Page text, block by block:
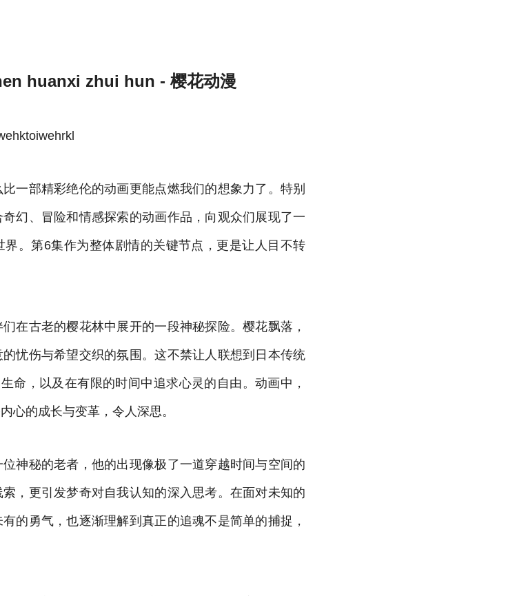
huanxi zhui hun - 樱花动漫
一部精彩绝伦的动画更能点燃我们的想象力了。特别
幻、冒险和情感探索的动画作品，向观众们展现了一
。第6集作为整体剧情的关键节点，更是让人目不转
在古老的樱花林中展开的一段神秘探险。樱花飘落，
忧伤与希望交织的氛围。这不禁让人联想到日本传统
命，以及在有限的时间中追求心灵的自由。动画中，
心的成长与变革，令人深思。
神秘的老者，他的出现像极了一道穿越时间与空间的
，更引发梦奇对自我认知的深入思考。在面对未知的
的勇气，也逐渐理解到真正的追魂不是简单的捕捉，